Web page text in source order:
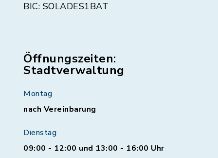
BIC: SOLADES1BAT
Öffnungszeiten:
Stadtverwaltung
Montag
nach Vereinbarung
Dienstag
09:00 - 12:00 und 13:00 - 16:00 Uhr